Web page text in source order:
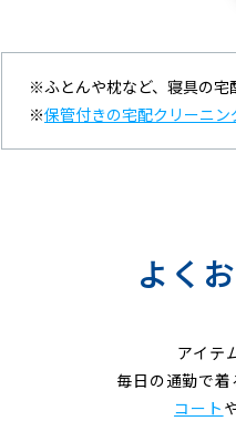
※ふとんや枕など、寝具の宅
※保管付きの宅配クリーニン
よく
アイテ
毎日の通勤で着
コート